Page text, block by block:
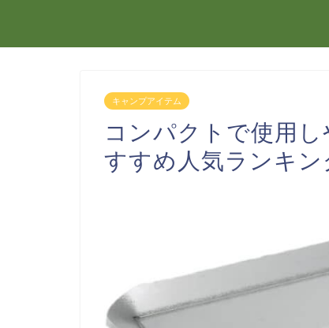
キャンプアイテム
コンパクトで使用
すすめ人気ランキン